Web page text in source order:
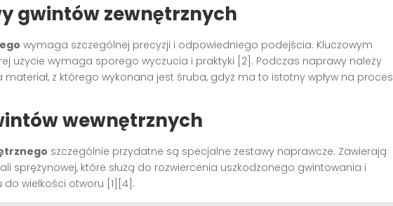
gwintów zewnętrznych
wymaga szczególnej precyzji i odpowiedniego podejścia. Kluczowym
użycie wymaga sporego wyczucia i praktyki [2]. Podczas naprawy należy
z którego wykonana jest śruba, gdyż ma to istotny wpływ na proces
wewnętrznych
szczególnie przydatne są specjalne zestawy naprawcze. Zawierają
sprężynowej, które służą do rozwiercenia uszkodzonego gwintowania i
wielkości otworu [1][4].